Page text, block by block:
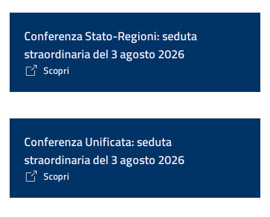
Conferenza Stato-Regioni: seduta
straordinaria del 3 agosto 2026
Scopri
Conferenza Unificata: seduta
straordinaria del 3 agosto 2026
Scopri